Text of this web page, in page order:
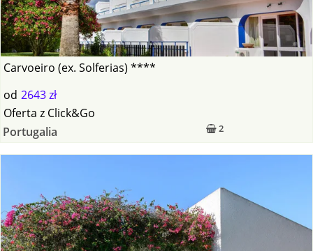
Carvoeiro (ex. Solferias) ****
od 2643 zł
2
Oferta z Click&Go
Portugalia